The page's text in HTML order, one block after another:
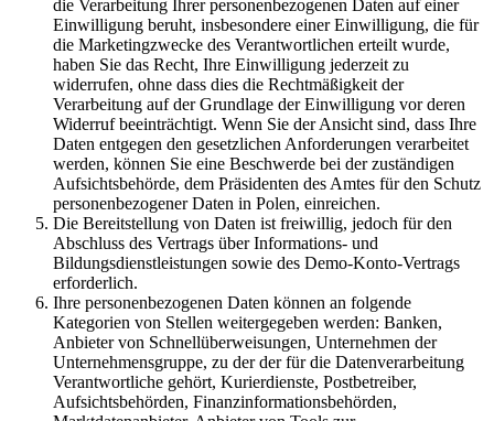
die Verarbeitung Ihrer personenbezogenen Daten auf einer
Einwilligung beruht, insbesondere einer Einwilligung, die für
die Marketingzwecke des Verantwortlichen erteilt wurde,
haben Sie das Recht, Ihre Einwilligung jederzeit zu
widerrufen, ohne dass dies die Rechtmäßigkeit der
Verarbeitung auf der Grundlage der Einwilligung vor deren
Widerruf beeinträchtigt. Wenn Sie der Ansicht sind, dass Ihre
Daten entgegen den gesetzlichen Anforderungen verarbeitet
werden, können Sie eine Beschwerde bei der zuständigen
Aufsichtsbehörde, dem Präsidenten des Amtes für den Schutz
personenbezogener Daten in Polen, einreichen.
Die Bereitstellung von Daten ist freiwillig, jedoch für den
Abschluss des Vertrags über Informations- und
Bildungsdienstleistungen sowie des Demo-Konto-Vertrags
erforderlich.
Ihre personenbezogenen Daten können an folgende
Kategorien von Stellen weitergegeben werden: Banken,
Anbieter von Schnellüberweisungen, Unternehmen der
Unternehmensgruppe, zu der der für die Datenverarbeitung
Verantwortliche gehört, Kurierdienste, Postbetreiber,
Aufsichtsbehörden, Finanzinformationsbehörden,